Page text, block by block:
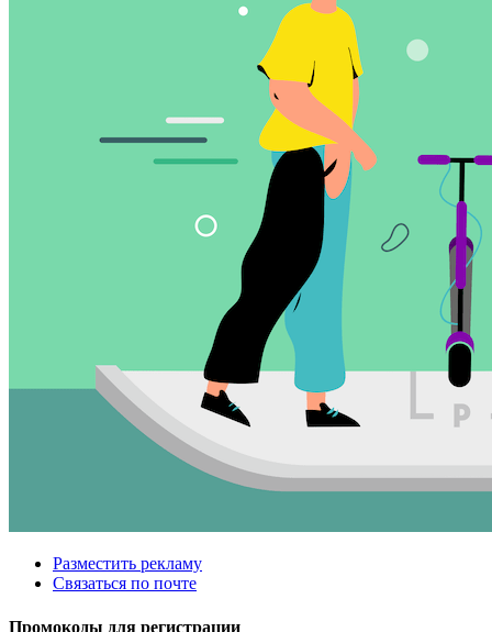
Разместить рекламу
Связаться по почте
Промокоды для регистрации